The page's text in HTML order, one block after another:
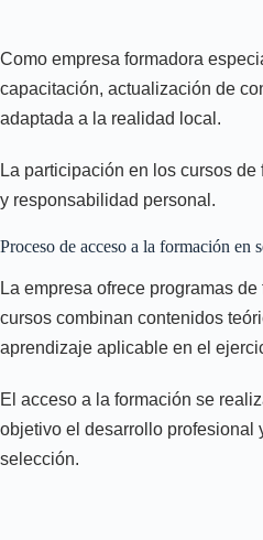
Como empresa formadora
capacitación, actualización de
adaptada a la realidad local.
La participación en los cursos
y responsabilidad personal.
Proceso de acceso a la formación en
La empresa ofrece programas
cursos combinan contenidos
aprendizaje aplicable en el
El acceso a la formación se
objetivo el desarrollo profesional
selección.